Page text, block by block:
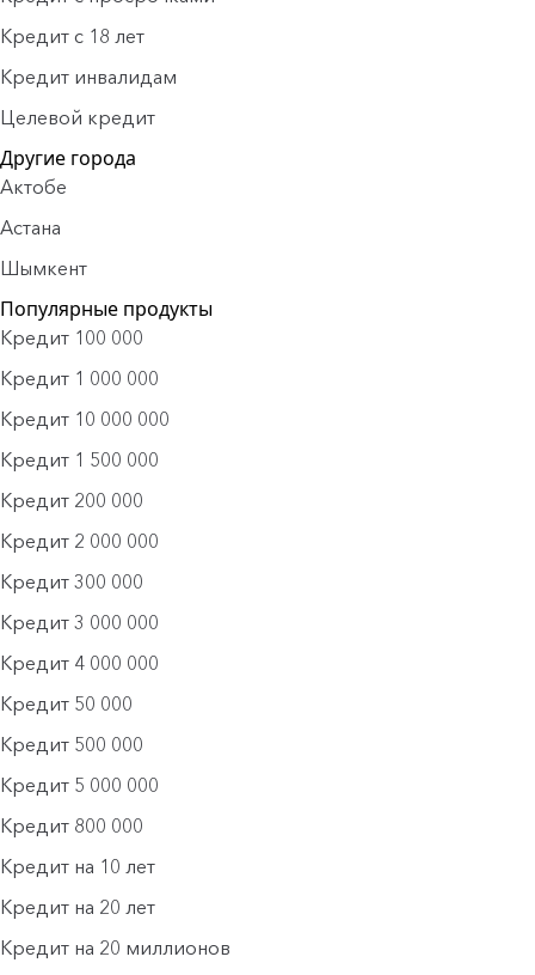
Кредит с 18 лет
Кредит инвалидам
Целевой кредит
Другие города
Актобе
Астана
Шымкент
Популярные продукты
Кредит 100 000
Кредит 1 000 000
Кредит 10 000 000
Кредит 1 500 000
Кредит 200 000
Кредит 2 000 000
Кредит 300 000
Кредит 3 000 000
Кредит 4 000 000
Кредит 50 000
Кредит 500 000
Кредит 5 000 000
Кредит 800 000
Кредит на 10 лет
Кредит на 20 лет
Кредит на 20 миллионов